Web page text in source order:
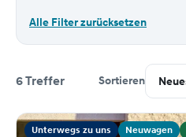
Alle Filter zurücksetzen
6 Treffer Sortieren
Suchergebnisse
Unterwegs zu uns Neuwagen